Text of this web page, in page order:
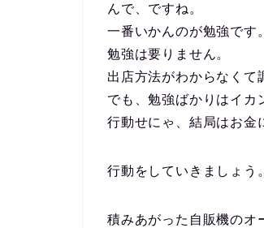
んで、ですね。
一番いかんのが勉強です。
勉強は要りません。
出店方法がわからなくて
でも、勉強ばかりはイカ
行動せにゃ、結局はお金
行動をしていきましょう。
積みあがった自販機のオ